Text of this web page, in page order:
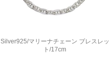
Silver925/マリーナチェーン ブレスレッ
ト/17cm